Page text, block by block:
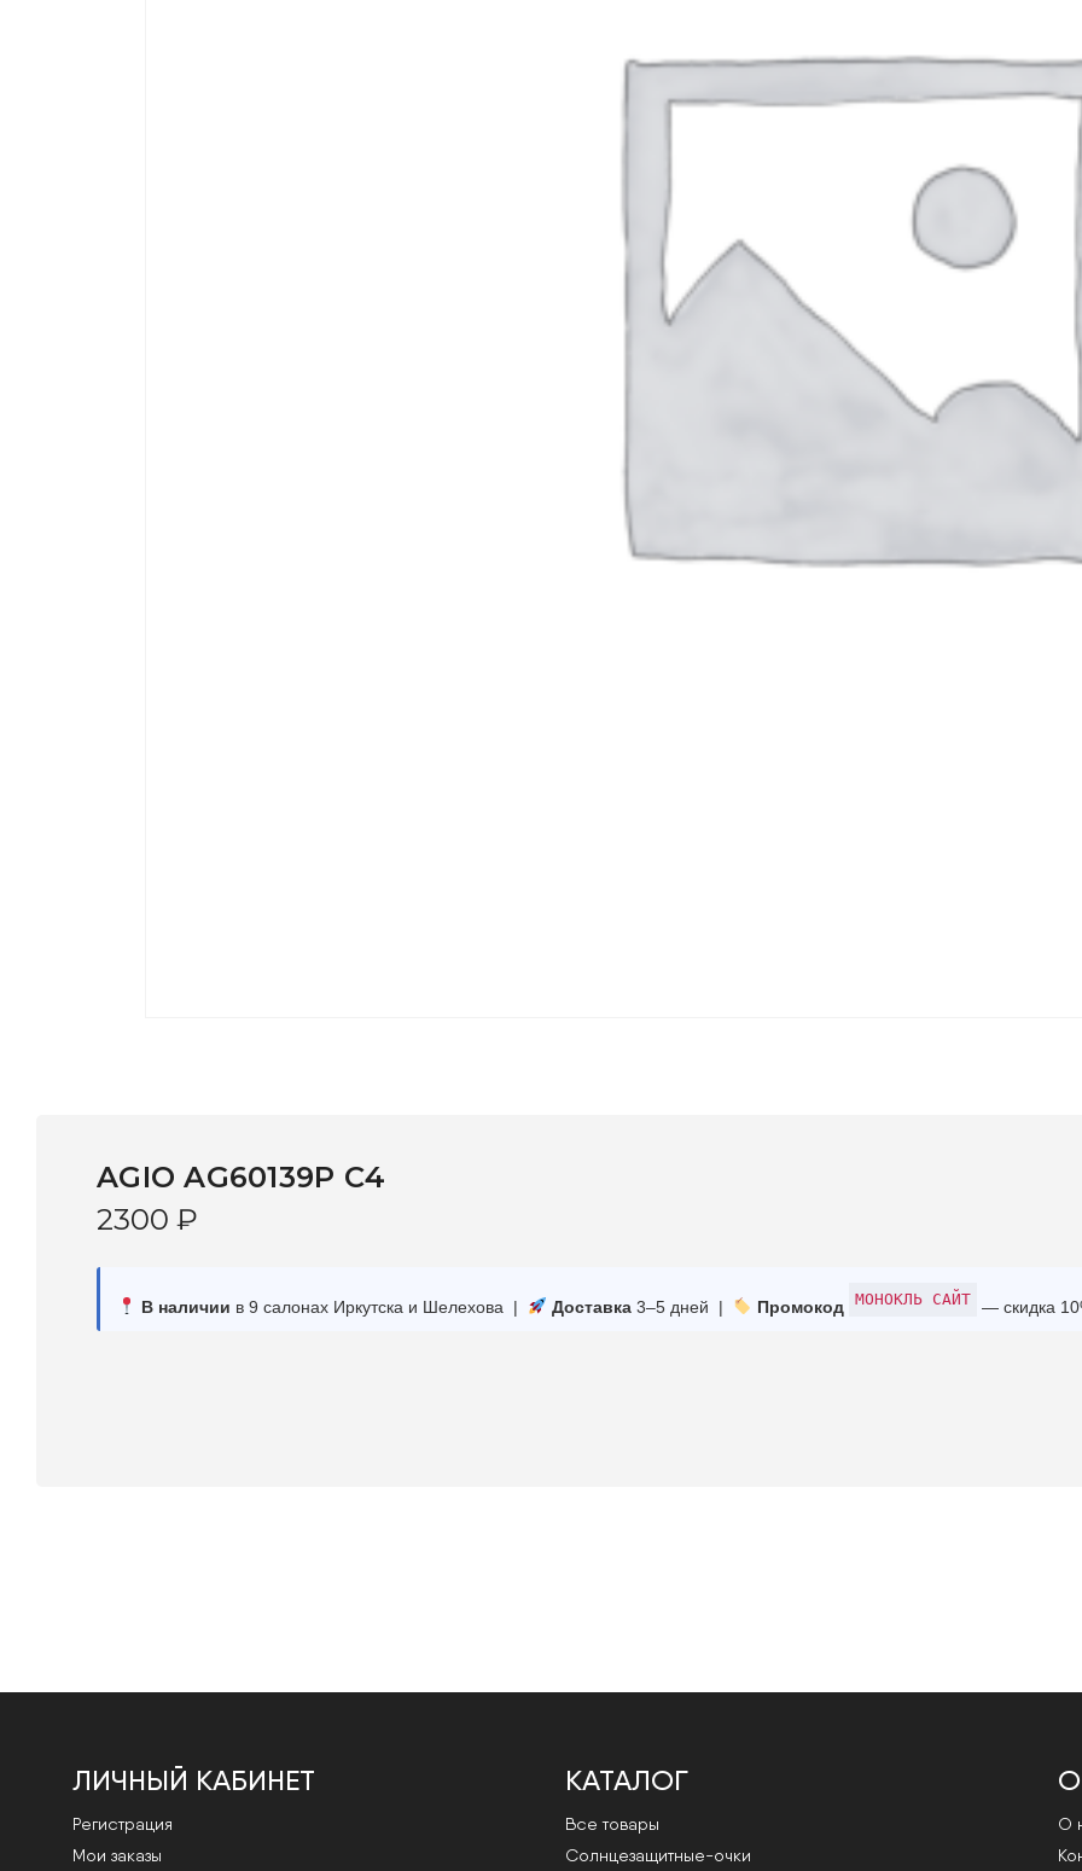
AGIO AG60139P C4
2300 ₽
В наличии в 9 салонах Иркутска и Шелехова | Доставка3–5 дней | Промокод МОНОКЛЬ САЙТ — скидка
ЛИЧНЫЙ КАБИНЕТ
Регистрация
Мои заказы
КАТАЛОГ
Все товары
Cолнцезащитные-очки
О